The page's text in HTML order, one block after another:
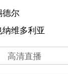
尔
维多利亚
高清直播